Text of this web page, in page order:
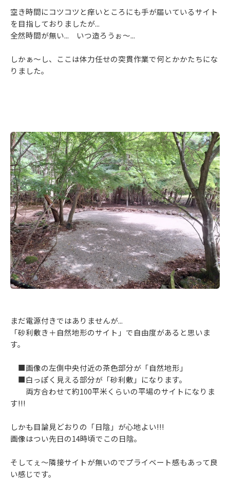
空き時間にコツコツと痒いところにも手が届いているサイト
を目指しておりましたが...
全然時間が無い... いつ造ろうぉ～...
しかぁ～し、ここは体力任せの突貫作業で何とかかたちにな
りました。
まだ電源付きではありませんが...
「砂利敷き＋自然地形のサイト」で自由度があると思いま
す。
■画像の左側中央付近の茶色部分が「自然地形」
■白っぽく見える部分が「砂利敷」になります。
両方合わせて約100平米くらいの平場のサイトになりま
す!!!
しかも目論見どおりの「日陰」が心地よい!!!
画像はつい先日の14時頃でこの日陰。
そしてぇ～隣接サイトが無いのでプライベート感もあって良
い感じです。